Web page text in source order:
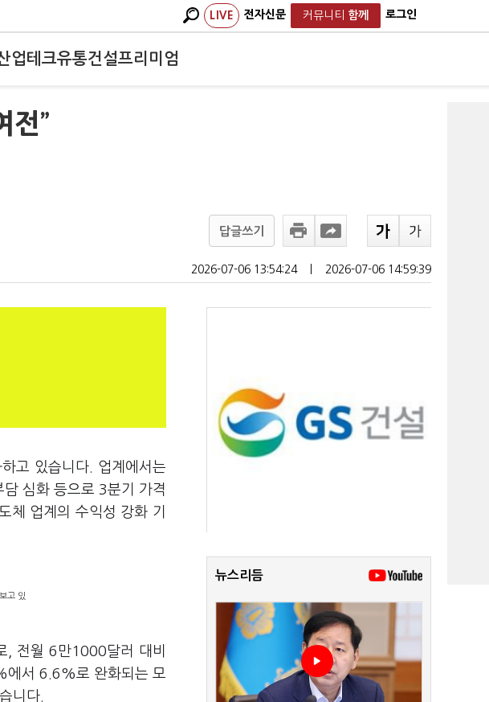
LIVE 전자신문 커뮤니티 함께 로그인
업테크유통건설프리미엄
전”
답글쓰기
2026-07-06 13:54:24 2026-07-06 14:59:39
고 있습니다. 업계에서는
심화 등으로 3분기 가격
체 업계의 수익성 강화 기
고 있
, 전월 6만1000달러 대비
에서 6.6%로 완화되는 모
니다.
뉴스리듬